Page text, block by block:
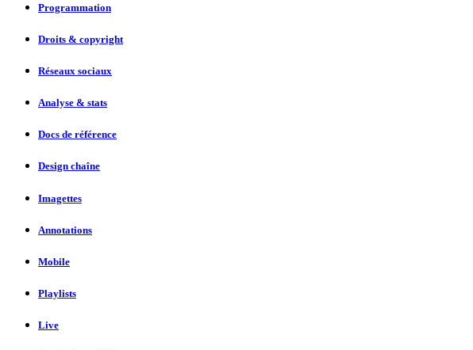
Programmation
Droits & copyright
Réseaux sociaux
Analyse & stats
Docs de référence
Design chaîne
Imagettes
Annotations
Mobile
Playlists
Live